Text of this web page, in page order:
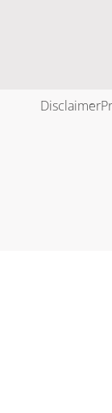
Disclaimer